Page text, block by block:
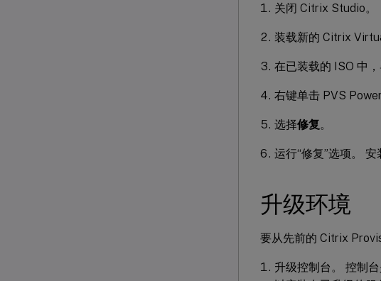
关闭 Citrix Studio。
装载新的 Citrix
在已装载的 ISO 中
右键单击 PVS
选择修复。
运行“修复”选项。
升级环境
要从先前的 Citrix
升级控制台。 控制